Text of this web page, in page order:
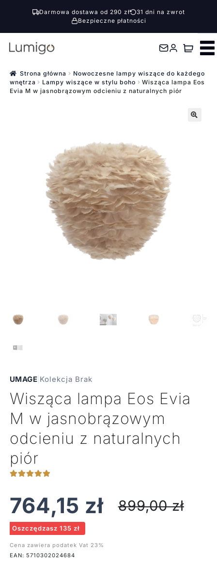
Darmowa dostawa od 290 zł
31 dni na zwrot
Bezpieczne płatności
Przejdź
nawigacji
Przejdź
treści Strona główna
Nowoczesne lampy wiszące do każdego
wnętrza
Lampy wiszące w stylu boho
Wisząca lampa Eos
Evia M w jasnobrązowym odcieniu z naturalnych piór
UMAGE Kolekcja Brak
Wisząca lampa Eos Evia
M w jasnobrązowym
odcieniu z naturalnych
piór
764,15 zł 899,00zł
Oszczędzasz 135 zł
Cena zawiera podatek Vat 23%
EAN: 5710302024684